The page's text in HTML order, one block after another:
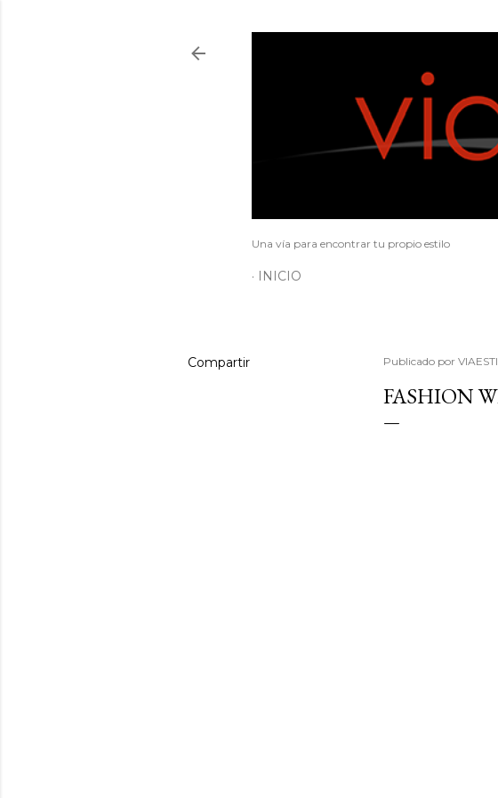
Una vía para encontrar tu propio estilo
INICIO
Compartir Publicado por
FASHION